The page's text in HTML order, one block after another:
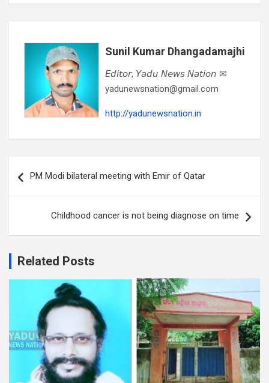
Sunil Kumar Dhangadamajhi
𝘌𝘥𝘪𝘵𝘰𝘳, 𝘠𝘢𝘥𝘶 𝘕𝘦𝘸𝘴 𝘕𝘢𝘵𝘪𝘰𝘯 ✉
yadunewsnation@gmail.com
http://yadunewsnation.in
navigation
PM Modi bilateral meeting with Emir of Qatar
Childhood cancer is not being diagnose on time
Related Posts